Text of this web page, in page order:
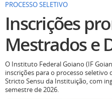
PROCESSO SELETIVO
Inscrições
Mestrados e
O Instituto Federal Goiano (IF
inscrições para o processo seletivo
Stricto Sensu da Instituição, com
semestre de 2026.